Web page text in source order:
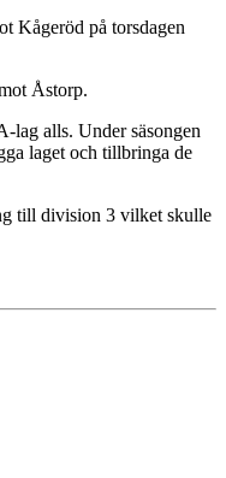
Kågeröd på torsdagen
Åstorp.
lag alls. Under säsongen
laget och tillbringa de
till division 3 vilket skulle